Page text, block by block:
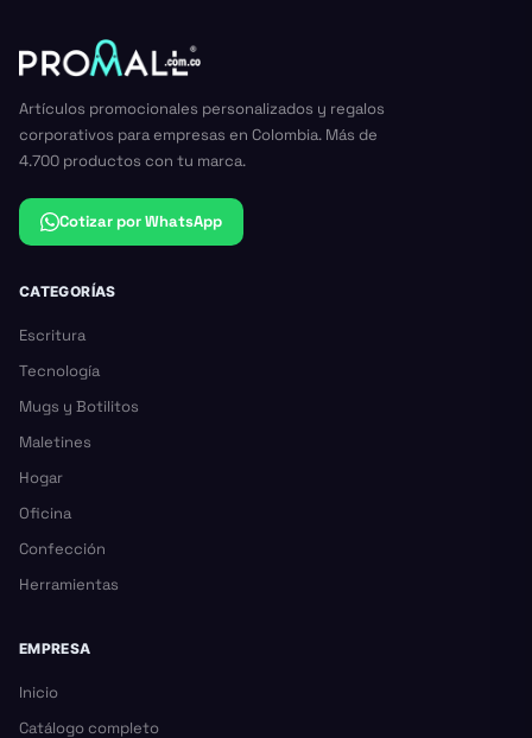
Artículos promocionales personalizados y regalos
corporativos para empresas en Colombia. Más de
4.700 productos con tu marca.
Cotizar por WhatsApp
CATEGORÍAS
Escritura
Tecnología
Mugs y Botilitos
Maletines
Hogar
Oficina
Confección
Herramientas
EMPRESA
Inicio
Catálogo completo